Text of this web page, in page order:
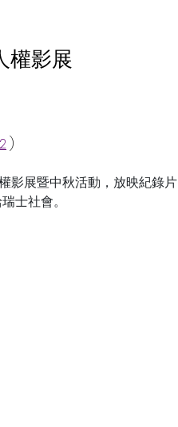
權影展
)
影展暨中秋活動，放映紀錄片
士社會。